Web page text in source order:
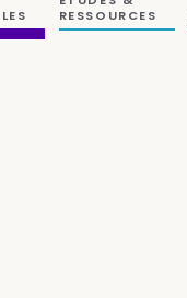
RESSOURCES